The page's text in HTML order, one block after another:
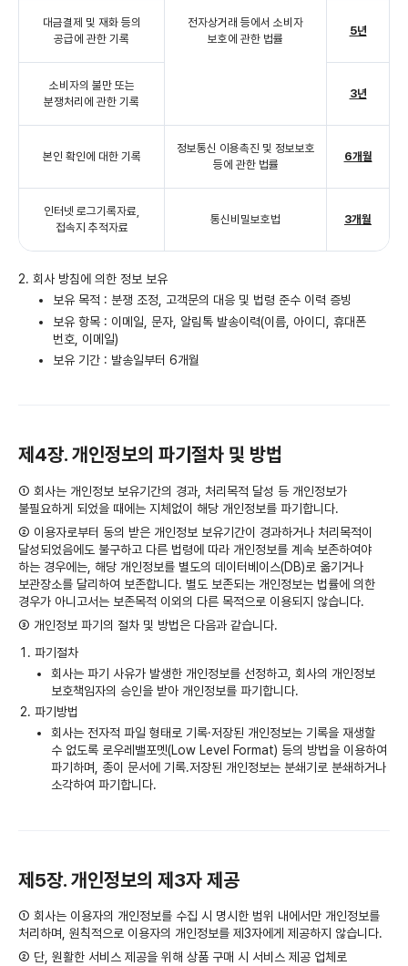
전자상거래 등에서 소비자
보호에 관한 법률
대금결제 및 재화 등의
공급에 관한 기록
5년
소비자의 불만 또는
분쟁처리에 관한 기록
3년
본인 확인에 대한 기록
정보통신 이용촉진 및 정보보호
등에 관한 법률
6개월
인터넷 로그기록자료,
접속지 추적자료
통신비밀보호법 3개월
2. 회사 방침에 의한 정보 보유
보유 목적 : 분쟁 조정, 고객문의 대응 및 법령 준수 이력 증빙
보유 항목 : 이메일, 문자, 알림톡 발송이력(이름, 아이디, 휴대폰
번호, 이메일)
보유 기간 : 발송일부터 6개월
제4장. 개인정보의 파기절차 및 방법
① 회사는 개인정보 보유기간의 경과, 처리목적 달성 등 개인정보가
불필요하게 되었을 때에는 지체없이 해당 개인정보를 파기합니다.
② 이용자로부터 동의 받은 개인정보 보유기간이 경과하거나 처리목적이
달성되었음에도 불구하고 다른 법령에 따라 개인정보를 계속 보존하여야
하는 경우에는, 해당 개인정보를 별도의 데이터베이스(DB)로 옮기거나
보관장소를 달리하여 보존합니다. 별도 보존되는 개인정보는 법률에 의한
경우가 아니고서는 보존목적 이외의 다른 목적으로 이용되지 않습니다.
③ 개인정보 파기의 절차 및 방법은 다음과 같습니다.
파기절차
회사는 파기 사유가 발생한 개인정보를 선정하고, 회사의 개인정보
보호책임자의 승인을 받아 개인정보를 파기합니다.
파기방법
회사는 전자적 파일 형태로 기록·저장된 개인정보는 기록을 재생할
수 없도록 로우레밸포멧(Low Level Format) 등의 방법을 이용하여
파기하며, 종이 문서에 기록․저장된 개인정보는 분쇄기로 분쇄하거나
소각하여 파기합니다.
제5장. 개인정보의 제3자 제공
① 회사는 이용자의 개인정보를 수집 시 명시한 범위 내에서만 개인정보를
처리하며, 원칙적으로 이용자의 개인정보를 제3자에게 제공하지 않습니다.
② 단, 원활한 서비스 제공을 위해 상품 구매 시 서비스 제공 업체로